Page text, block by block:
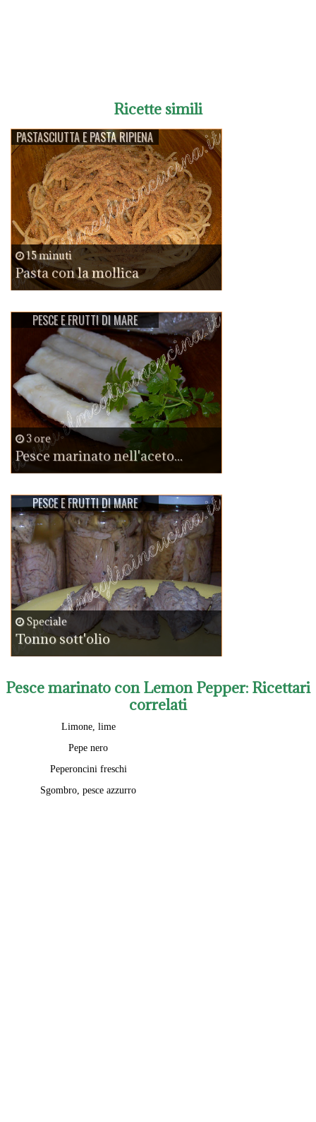
Ricette simili
PASTASCIUTTA E PASTA RIPIENA
15 minuti
Pasta con la mollica
PESCE E FRUTTI DI MARE
3 ore
Pesce marinato nell'aceto...
PESCE E FRUTTI DI MARE
Speciale
Tonno sott'olio
Pesce marinato con Lemon Pepper: Ricettari
correlati
Limone, lime
Pepe nero
Peperoncini freschi
Sgombro, pesce azzurro